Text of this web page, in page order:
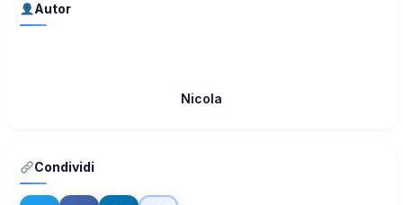
Autor
Nicola
Condividi